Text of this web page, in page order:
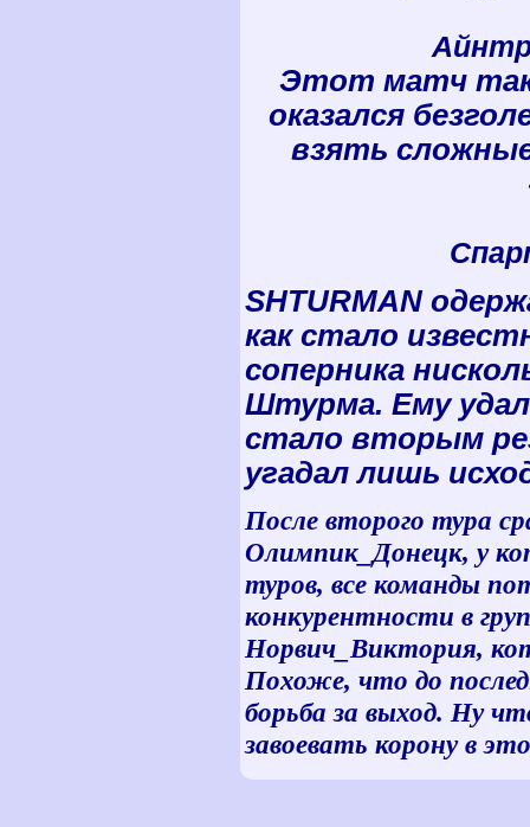
Этот матч так
оказался
взять
SHTURMAN
как стало
соперника
Штурма. Ему
стало вторым
угадал лишь
После второго тура
Олимпик_Донецк, у
туров, все команды
конкурентности в
Норвич_Виктория,
Похоже, что до
борьба за выход. Ну
завоевать корону в